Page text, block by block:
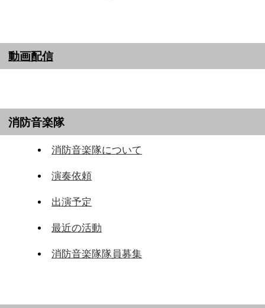
動画配信
消防音楽隊
消防音楽隊について
演奏依頼
出演予定
最近の活動
消防音楽隊隊員募集